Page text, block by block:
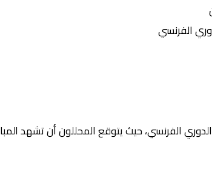
الفرنسي
الفرنسي، حيث يتوقع المحللون أن تشهد